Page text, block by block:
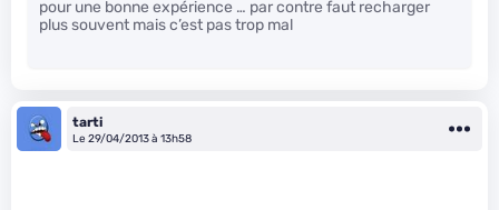
pour une bonne expérience … par contre faut recharger
plus souvent mais c’est pas trop mal
tarti
Le 29/04/2013 à 13h58